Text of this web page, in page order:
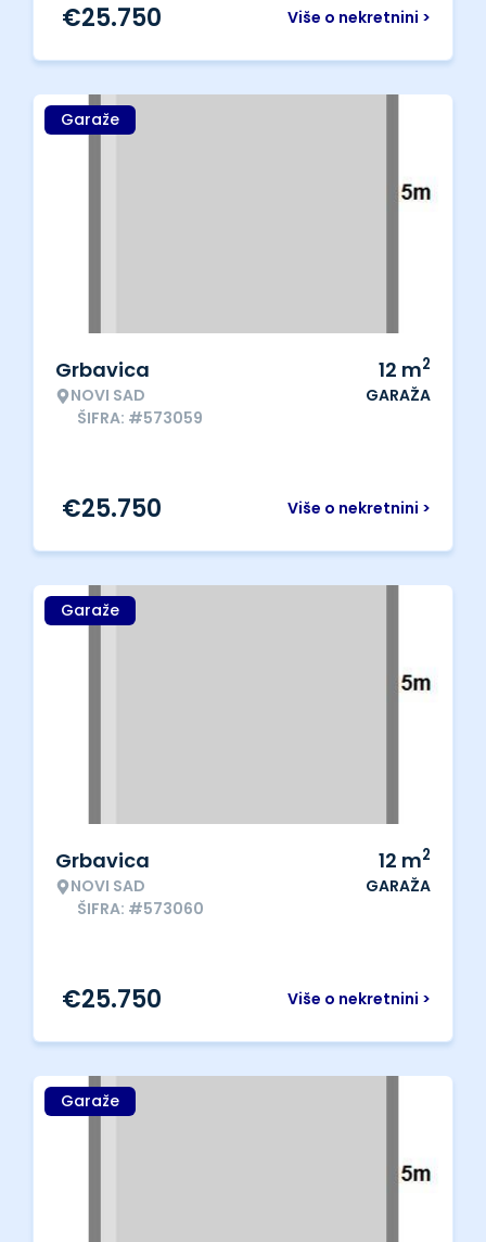
Više o nekretnini >
€25.750
Garaže
Grbavica
NOVI SAD
ŠIFRA: #573059
12 m2
GARAŽA
Više o nekretnini >
€25.750
Garaže
Grbavica
NOVI SAD
ŠIFRA: #573060
12 m2
GARAŽA
Više o nekretnini >
€25.750
Garaže